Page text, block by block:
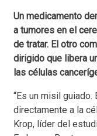
Un medicamento
a tumores en el
de tratar. El otro
dirigido que libera
las células
“Es un misil
directamente a la
Krop, líder del